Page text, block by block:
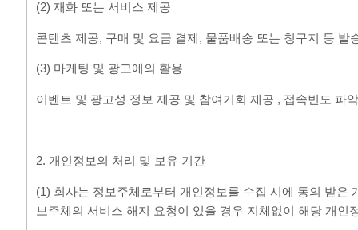
(2) 재화 또는 서비스 제공
콘텐츠 제공, 구매 및 요금 결제, 물품배송 또는 청구지 등
(3) 마케팅 및 광고에의 활용
이벤트 및 광고성 정보 제공 및 참여기회 제공 , 접속빈도 파
2. 개인정보의 처리 및 보유 기간
(1) 회사는 정보주체로부터 개인정보를 수집 시에 동의 받은
보주체의 서비스 해지 요청이 있을 경우 지체없이 해당 개